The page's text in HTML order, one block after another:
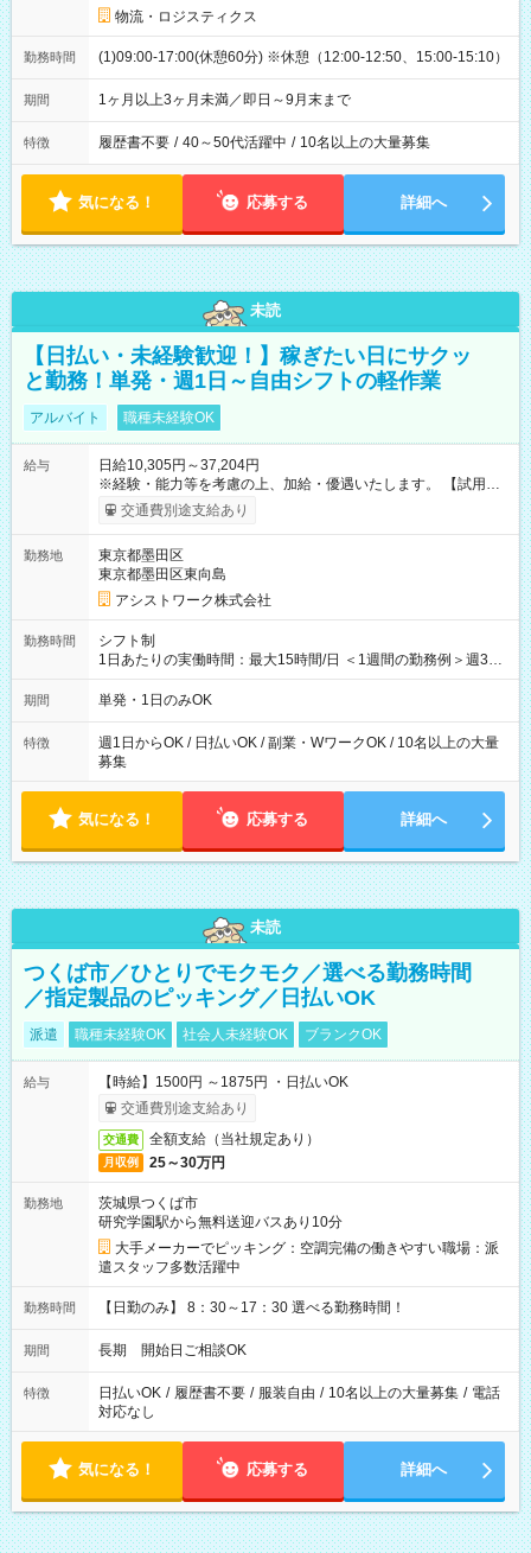
物流・ロジスティクス
勤務時間 (1)09:00-17:00(休憩60分) ※休憩（12:00-12:50、15:00-15:10）
期間 1ヶ月以上3ヶ月未満／即日～9月末まで
特徴 履歴書不要 / 40～50代活躍中 / 10名以上の大量募集
気になる！ 応募する 詳細へ
未読
【日払い・未経験歓迎！】稼ぎたい日にサクッ
と勤務！単発・週1日～自由シフトの軽作業
アルバイト 職種未経験OK
給与
日給10,305円～37,204円
※経験・能力等を考慮の上、加給・優遇いたします。 【試用期
間】試用期間なし
交通費別途支給あり
勤務地
東京都墨田区
東京都墨田区東向島
アシストワーク株式会社
勤務時間
シフト制
1日あたりの実働時間：最大15時間/日 ＜1週間の勤務例＞週3回
勤務 勤務：月・水・金 休み：火・木・土・日 好きな時にお仕事
可能です！ ※1日あたりの最大実働時間は日勤、夜勤共に勤務し
期間 単発・1日のみOK
特徴
週1日からOK / 日払いOK / 副業・WワークOK / 10名以上の大量
募集
気になる！ 応募する 詳細へ
未読
つくば市／ひとりでモクモク／選べる勤務時間
／指定製品のピッキング／日払いOK
派遣 職種未経験OK 社会人未経験OK ブランクOK
給与
【時給】1500円 ～1875円 ・日払いOK
交通費別途支給あり
交通費 全額支給（当社規定あり）
月収例 25～30万円
勤務地
茨城県つくば市
研究学園駅から無料送迎バスあり10分
大手メーカーでピッキング：空調完備の働きやすい職場：派
遣スタッフ多数活躍中
勤務時間 【日勤のみ】 8：30～17：30 選べる勤務時間！
期間 長期 開始日ご相談OK
特徴 日払いOK / 履歴書不要 / 服装自由 / 10名以上の大量募集 / 電話
対応なし
気になる！ 応募する 詳細へ